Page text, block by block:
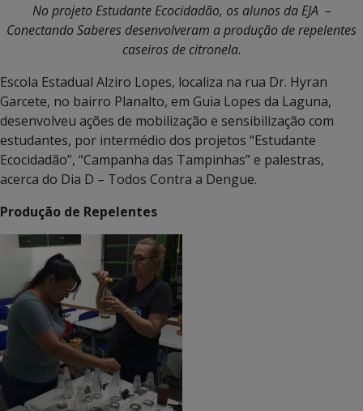
No projeto Estudante Ecocidadão, os alunos da EJA –
Conectando Saberes desenvolveram a produção de repelentes
caseiros de citronela.
Escola Estadual Alziro Lopes, localiza na rua Dr. Hyran
Garcete, no bairro Planalto, em Guia Lopes da Laguna,
desenvolveu ações de mobilização e sensibilização com
estudantes, por intermédio dos projetos “Estudante
Ecocidadão”, “Campanha das Tampinhas” e palestras,
acerca do Dia D – Todos Contra a Dengue.
Produção de Repelentes